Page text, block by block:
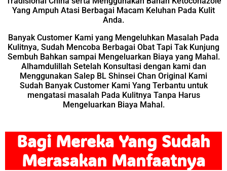
Yang Ampuh Atasi Berbagai Macam Keluhan Pada Kulit
Anda.
Banyak Customer Kami yang Mengeluhkan Masalah Pada
Kulitnya, Sudah Mencoba Berbagai Obat Tapi Tak Kunjung
Sembuh Bahkan sampai Mengeluarkan Biaya yang Mahal.
Alhamdulillah Setelah Konsultasi dengan kami dan
Menggunakan Salep BL Shinsei Chan Original Kami
Sudah Banyak Customer Kami Yang Terbantu untuk
mengatasi masalah Pada Kulitnya Tanpa Harus
Mengeluarkan Biaya Mahal.
Bagi Mereka Yang Sudah
Merasakan Manfaatnya